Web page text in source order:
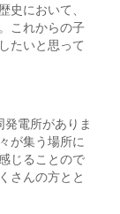
史において、
これからの子
たいと思って
電所がありま
が集う場所に
じることので
さんの方とと